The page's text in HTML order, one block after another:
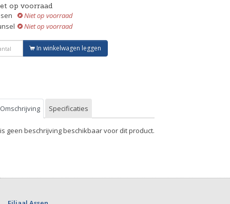
op voorraad
Niet op voorraad
Niet op voorraad
In winkelwagen leggen
Omschrijving Specificaties
geen beschrijving beschikbaar voor dit product.